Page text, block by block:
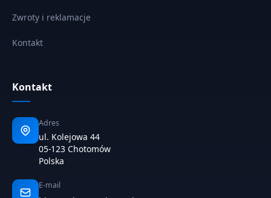
Zwroty i reklamacje
Kontakt
Kontakt
Adres
ul. Kolejowa 44
05-123 Chotomów
Polska
E-mail